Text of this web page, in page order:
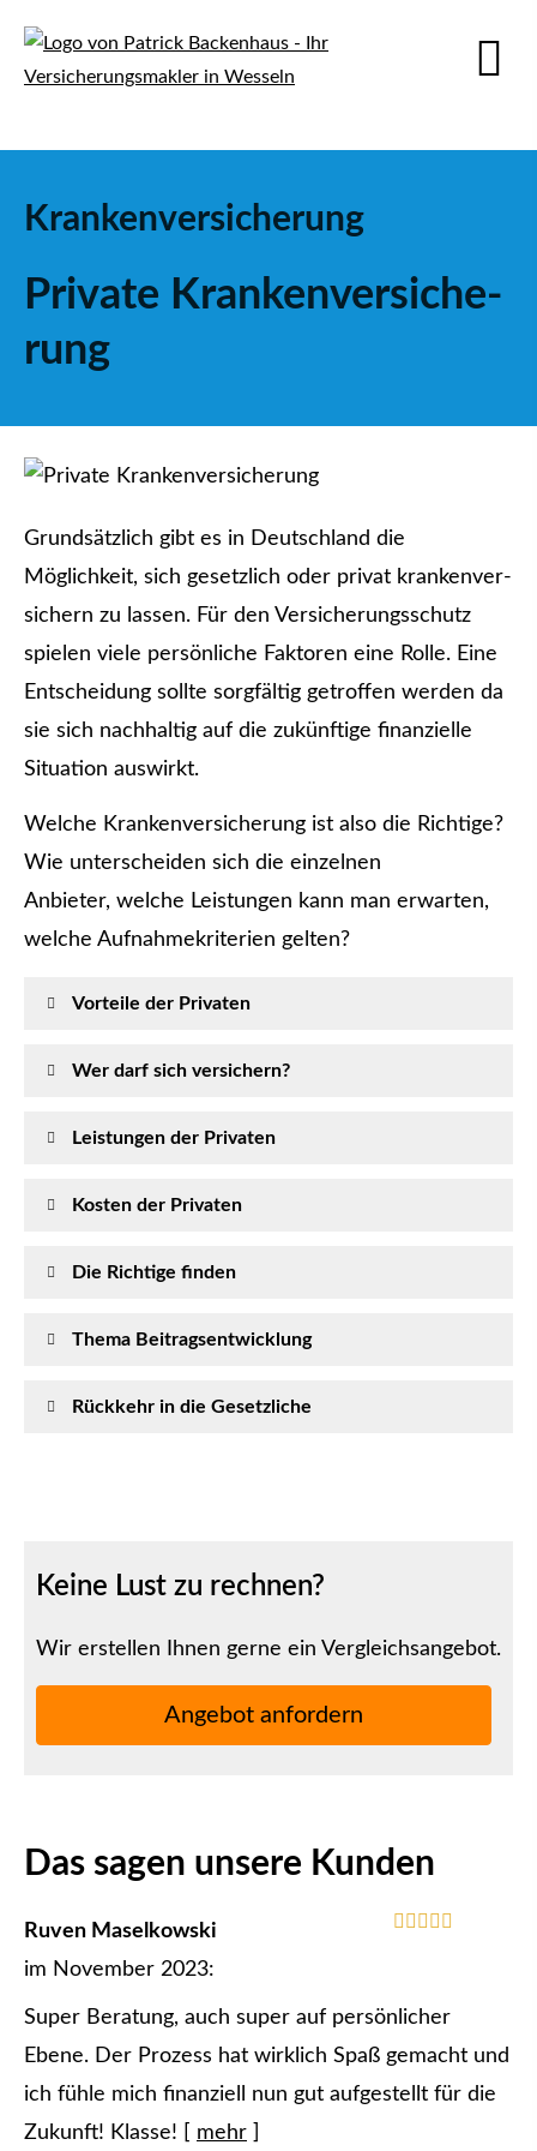
Kranken­ver­si­che­rung
Private Kranken­ver­si­che­
rung
Grundsätzlich gibt es in Deutschland die
Möglichkeit, sich gesetzlich oder privat krankenver­
sichern zu lassen. Für den Versicherungsschutz
spielen viele persönliche Faktoren eine Rolle. Eine
Entscheidung sollte sorgfältig getroffen werden da
sie sich nachhaltig auf die zukünftige finanzielle
Situation auswirkt.
Welche Kranken­ver­si­che­rung ist also die Richtige?
Wie unterscheiden sich die einzelnen
Anbieter, welche Leistungen kann man erwarten,
welche Aufnahmekriterien gelten?
Vorteile der Privaten
Wer darf sich ver­sichern?
Leistungen der Privaten
Kosten der Privaten
Die Richtige finden
Thema Beitragsentwicklung
Rückkehr in die Gesetzliche
Keine Lust zu rechnen?
Wir erstellen Ihnen gerne ein Vergleichsangebot.
An­ge­bot an­for­dern
Das sagen unsere Kunden
Ruven Maselkowski
im November 2023:
Super Beratung, auch super auf persönlicher
Ebene. Der Prozess hat wirklich Spaß gemacht und
ich fühle mich finanziell nun gut aufgestellt für die
Zukunft! Klasse!
mehr